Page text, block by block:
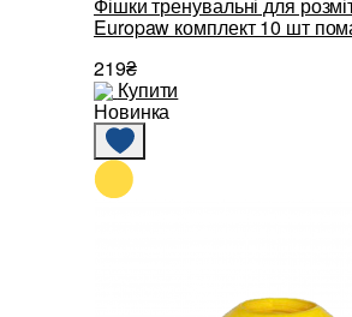
Europaw комплект 10 шт
219₴
Купити
Новинка